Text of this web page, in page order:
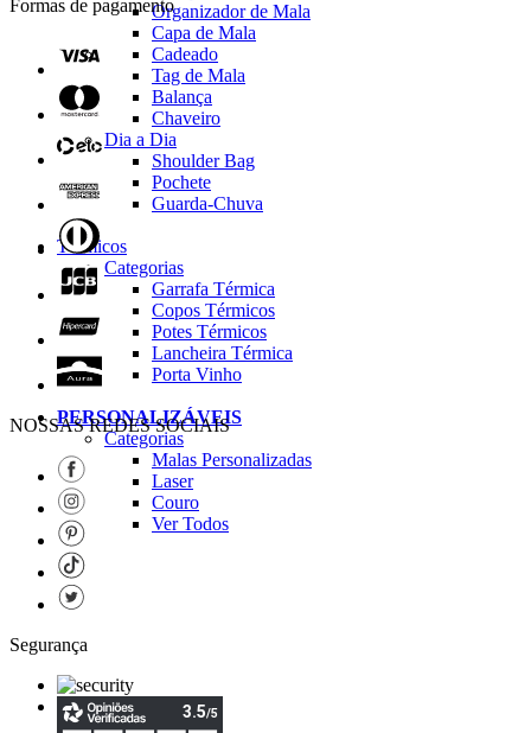
Organizador de Mala
Capa de Mala
Cadeado
Tag de Mala
Balança
Chaveiro
Dia a Dia
Shoulder Bag
Pochete
Guarda-Chuva
Térmicos
Categorias
Garrafa Térmica
Copos Térmicos
Potes Térmicos
Lancheira Térmica
Porta Vinho
PERSONALIZÁVEIS
Categorias
Malas Personalizadas
Laser
Couro
Ver Todos
Formas de pagamento
NOSSAS REDES SOCIAIS
Segurança